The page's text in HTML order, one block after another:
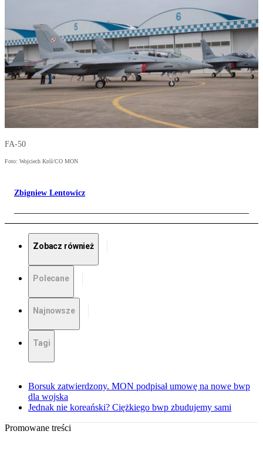
FA-50
Foto: Wojciech Król/CO MON
Zbigniew Lentowicz
Zobacz również
Polecane
Najnowsze
Tagi
Borsuk zatwierdzony. MON podpisał umowę na nowe bwp
dla wojska
Jednak nie koreański? Ciężkiego bwp zbudujemy sami
Promowane treści